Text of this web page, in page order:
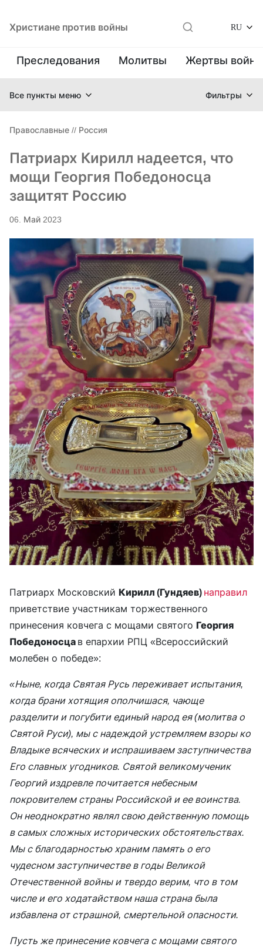
Христиане против войны RU
Преследования Молитвы Жертвы
Все пункты меню Фильтры
Православные // Россия
Патриарх Кирилл надеется, что
мощи Георгия Победоносца
защитят Россию
06. Май 2023
Патриарх Московский Кирилл (Гундяев) направил
приветствие участникам торжественного
принесения ковчега с мощами святого Георгия
Победоносца в епархии РПЦ «Всероссийский
молебен о победе»:
«Ныне, когда Святая Русь переживает испытания,
когда брани хотящия ополчишася, чающе
разделити и погубити единый народ ея (молитва о
Святой Руси), мы с надеждой устремляем взоры ко
Владыке всяческих и испрашиваем заступничества
Его славных угодников. Святой великомученик
Георгий издревле почитается небесным
покровителем страны Российской и ее воинства.
Он неоднократно являл свою действенную помощь
в самых сложных исторических обстоятельствах.
Мы с благодарностью храним память о его
чудесном заступничестве в годы Великой
Отечественной войны и твердо верим, что в том
числе и его ходатайством наша страна была
избавлена от страшной, смертельной опасности.
Пусть же принесение ковчега с мощами святого